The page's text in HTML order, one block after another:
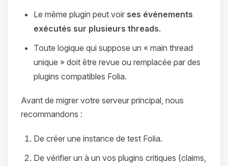
Le même plugin peut voir ses événements
exécutés sur plusieurs threads.
Toute logique qui suppose un « main thread
unique » doit être revue ou remplacée par des
plugins compatibles Folia.
Avant de migrer votre serveur principal, nous
recommandons :
De créer une instance de test Folia.
De vérifier un à un vos plugins critiques (claims,